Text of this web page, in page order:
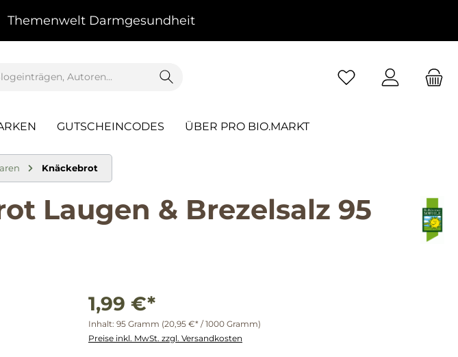
Themenwelt Darmgesundheit
GUTSCHEINCODES ÜBER PRO BIO.MARKT
Knäckebrot
Laugen & Brezelsalz 95
1,99 €*
Inhalt: 95 Gramm (20,95 €* / 1000 Gramm)
Preise inkl. MwSt. zzgl. Versandkosten